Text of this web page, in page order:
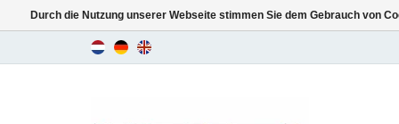
Durch die Nutzung unserer Webseite stimmen Sie dem Gebrauch von